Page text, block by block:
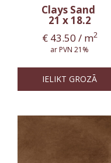
Clays Sand
21 x 18.2
€43.50 / m2
ar PVN 21%
IELIKT GROZĀ